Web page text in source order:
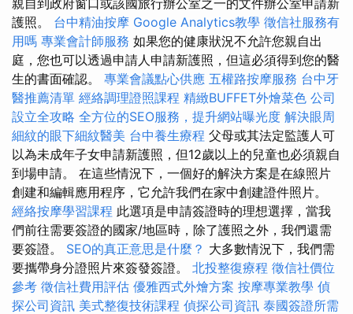
護照。 台中精油按摩 Google Analytics教學 徵信社服務有
用嗎 專業會計師服務 如果您的健康狀況不允許您親自出
庭，您也可以透過申請人申請新護照，但這必須得到您的醫
生的書面確認。 專業會議點心供應 五權路按摩服務 台中牙
醫推薦清單 經絡調理證照課程 精緻BUFFET外燴菜色 公司
設立全攻略 全方位的SEO服務，提升網站曝光度 解決眼周
細紋的眼下細紋醫美 台中養生療程 父母或其法定監護人可
以為未成年子女申請新護照，但12歲以上的兒童也必須親自
到場申請。 在這些情況下，一個好的解決方案是在線照片
創建和編輯應用程序，它允許我們在家中創建證件照片。
經絡按摩學習課程 此選項是申請簽證時的理想選擇，當我
們前往需要簽證的國家/地區時，除了護照之外，我們還需
要簽證。 SEO的真正意思是什麼？ 大多數情況下，我們需
要攜帶身分證照片來簽發簽證。 北投整復療程 徵信社價位
參考 徵信社費用評估 優雅西式外燴方案 按摩專業教學 偵
探公司資訊 美式整復技術課程 偵探公司資訊 泰國簽證所需